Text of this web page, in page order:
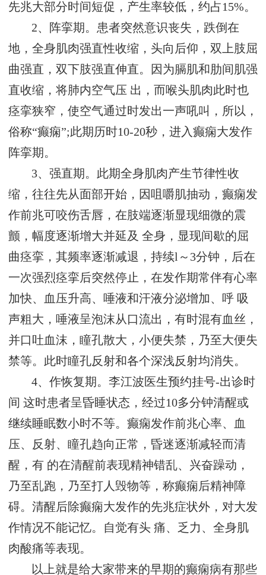
先兆大部分时间短促，产生率较低，约占15%。
2、阵挛期。患者突然意识丧失，跌倒在
地，全身肌肉强直性收缩，头向后仰，双上肢屈
曲强直，双下肢强直伸直。因为膈肌和肋间肌强
直收缩，将肺内空气压 出，而喉头肌肉此时也
痉挛狭窄，使空气通过时发出一声吼叫，所以，
俗称“癫痫”;此期历时10-20秒，进入癫痫大发作
阵挛期。
3、强直期。此期全身肌肉产生节律性收
缩，往往先从面部开始，因咀嚼肌抽动，癫痫发
作前兆可咬伤舌唇，在肢端逐渐显现细微的震
颤，幅度逐渐增大并延及 全身，显现间歇的屈
曲痉挛，其频率逐渐减退，持续l～3分钟，后在
一次强烈痉挛后突然停止，在发作期常伴有心率
加快、血压升高、唾液和汗液分泌增加、呼 吸
声粗大，唾液呈泡沫从口流出，有时混有血丝，
并口吐血沫，瞳孔散大，小便失禁，乃至大便失
禁等。此时瞳孔反射和各个深浅反射均消失。
4、作恢复期。李江波医生预约挂号-出诊时
间 这时患者呈昏睡状态，经过10多分钟清醒或
继续睡眠数小时不等。癫痫发作前兆心率、血
压、反射、瞳孔趋向正常，昏迷逐渐减轻而清
醒，有 的在清醒前表现精神错乱、兴奋躁动，
乃至乱跑，乃至打人毁物等，称癫痫后精神障
碍。清醒后除癫痫大发作的先兆症状外，对大发
作情况不能记忆。自觉有头 痛、乏力、全身肌
肉酸痛等表现。
以上就是给大家带来的早期的癫痫病有那些